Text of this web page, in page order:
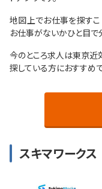
地図上でお仕事を探す
お仕事がないかひと目で
今のところ求人は東京近
探している方におすすめで
スキマワークス